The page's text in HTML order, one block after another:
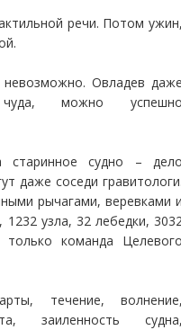
речи. Потом
невозможно. Овладев
можно
старинное судно –
даже соседи
рычагами, веревками
узла, 32 лебедки,
команда
течение,
заиленность